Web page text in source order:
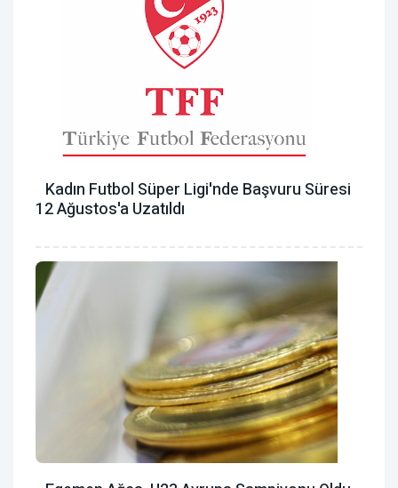
Kadın Futbol Süper Ligi'nde Başvuru Süresi
12 Ağustos'a Uzatıldı